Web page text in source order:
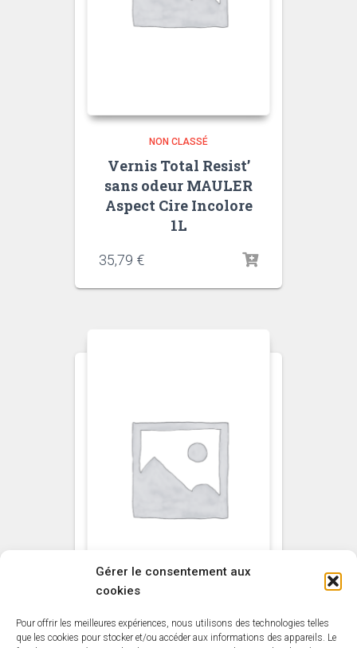
Gérer le consentement aux
cookies
Pour offrir les meilleures expériences, nous utilisons des technologies telles
que les cookies pour stocker et/ou accéder aux informations des appareils. Le
NON CLASSÉ
Vernis Total Resist’
sans odeur MAULER
Aspect Cire Incolore
1L
35,79 €
NON CLASSÉ